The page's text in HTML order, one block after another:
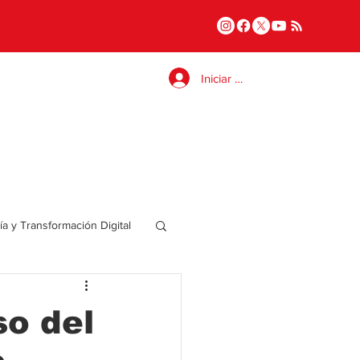
Iniciar sesión
y Transformación Digital
del